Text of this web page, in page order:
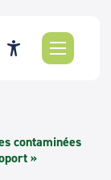
contaminées
»